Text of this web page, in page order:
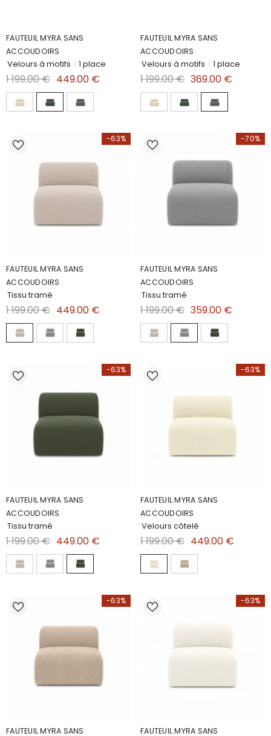
FAUTEUIL MYRA SANS
ACCOUDOIRS
Velours à motifs | 1 place
1 199.00 € 449.00 €
FAUTEUIL MYRA SANS
ACCOUDOIRS
Velours à motifs | 1 place
1 199.00 € 369.00 €
-63%
FAUTEUIL MYRA SANS
ACCOUDOIRS
Tissu tramé
1 199.00 € 449.00 €
-70%
FAUTEUIL MYRA SANS
ACCOUDOIRS
Tissu tramé
1 199.00 € 359.00 €
-63%
FAUTEUIL MYRA SANS
ACCOUDOIRS
Tissu tramé
1 199.00 € 449.00 €
-63%
FAUTEUIL MYRA SANS
ACCOUDOIRS
Velours côtelé
1 199.00 € 449.00 €
-63%
FAUTEUIL MYRA SANS
-63%
FAUTEUIL MYRA SANS